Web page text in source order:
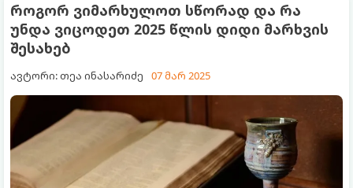
როგორ ვიმარხულოთ სწორად და რა
უნდა ვიცოდეთ 2025 წლის დიდი მარხვის
შესახებ
ავტორი: თეა ინასარიძე 07 მარ 2025